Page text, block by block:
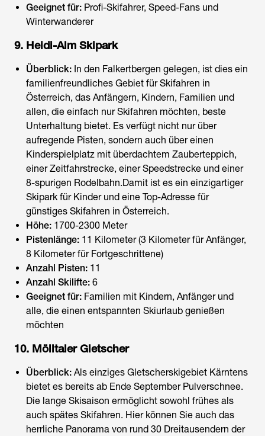
Geeignet für: Profi-Skifahrer, Speed-Fans und
Winterwanderer
9. Heidi-Alm Skipark
Überblick: In den Falkertbergen gelegen, ist dies ein
familienfreundliches Gebiet fürSkifahren in
Österreich, das Anfängern, Kindern, Familien und
allen, die einfach nur Skifahren möchten, beste
Unterhaltung bietet. Es verfügt nicht nur über
aufregende Pisten, sondern auch über einen
Kinderspielplatz mit überdachtem Zauberteppich,
einer Zeitfahrstrecke, einer Speedstrecke und einer
8-spurigen Rodelbahn.Damit ist es ein einzigartiger
Skipark für Kinder und eine Top-Adresse für
günstiges Skifahren in Österreich.
Höhe: 1700-2300 Meter
Pistenlänge: 11 Kilometer (3 Kilometer für Anfänger,
8 Kilometer für Fortgeschrittene)
Anzahl Pisten: 11
Anzahl Skilifte: 6
Geeignet für: Familien mit Kindern, Anfänger und
alle, die einen entspannten Skiurlaub genießen
möchten
10. Mölltaler Gletscher
Überblick: Als einziges Gletscherskigebiet Kärntens
bietet es bereits ab Ende September Pulverschnee.
Die lange Skisaison ermöglicht sowohl frühes als
auch spätes Skifahren. Hier können Sie auch das
herrliche Panorama von rund 30 Dreitausendern der